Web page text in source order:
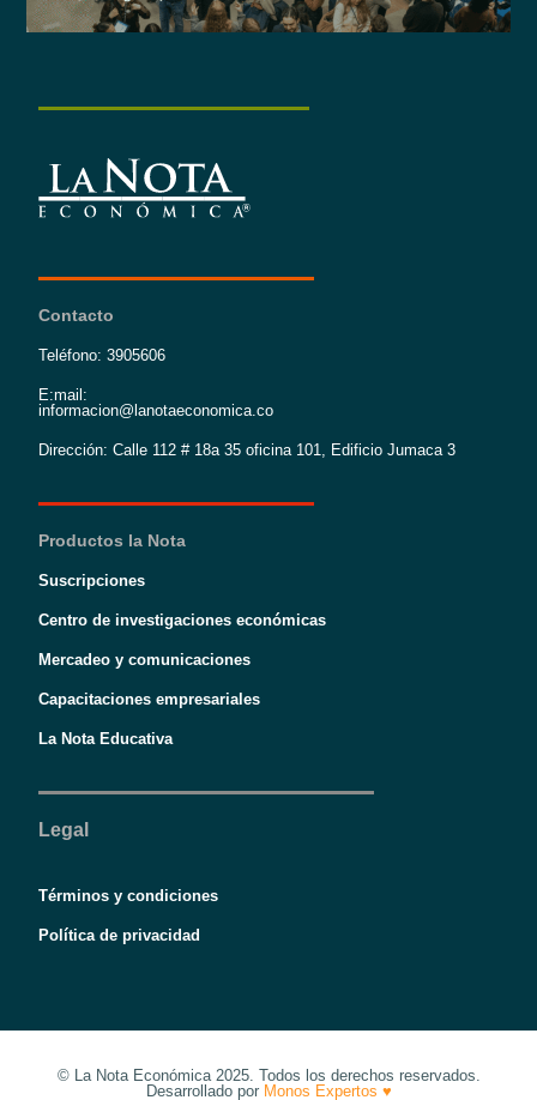
Contacto
Teléfono: 3905606
E:mail:
informacion@lanotaeconomica.co
Dirección: Calle 112 # 18a 35 oficina 101, Edificio Jumaca 3
Productos la Nota
Suscripciones
Centro de investigaciones económicas
Mercadeo y comunicaciones
Capacitaciones empresariales
La Nota Educativa
Legal
Términos y condiciones
Política de privacidad
© La Nota Económica 2025. Todos los derechos reservados.
Desarrollado por Monos Expertos ♥